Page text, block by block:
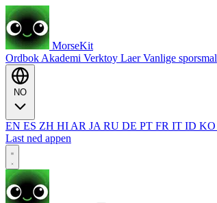
MorseKit
Ordbok Akademi Verktoy LaerVanlige sporsmal
EN ES ZH HI AR JA RU DE PT FR IT ID KO
Last ned appen